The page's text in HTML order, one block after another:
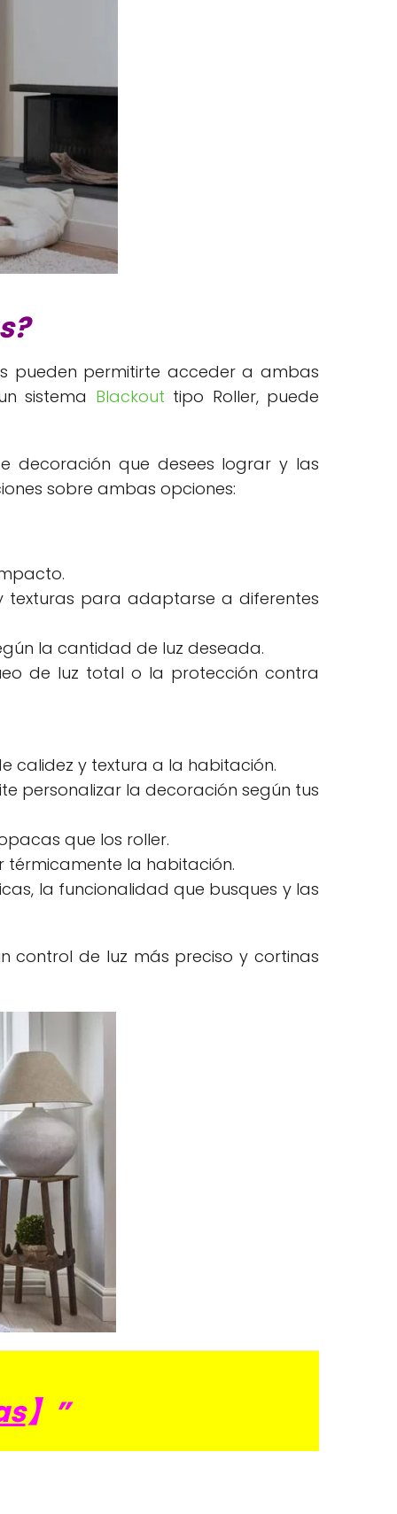
pueden permitirte acceder a ambas
sistema Blackout tipo Roller, puede
decoración que desees lograr y las
sobre ambas opciones:
texturas para adaptarse a diferentes
la cantidad de luz deseada.
de luz total o la protección contra
calidez y textura a la habitación.
personalizar la decoración según tus
que los roller.
térmicamente la habitación.
la funcionalidad que busques y las
control de luz más preciso y cortinas
】”